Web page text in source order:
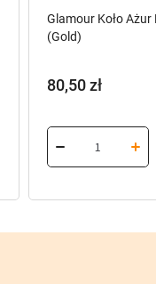
Glamour Koło Ażur
(Gold)
80,50zł